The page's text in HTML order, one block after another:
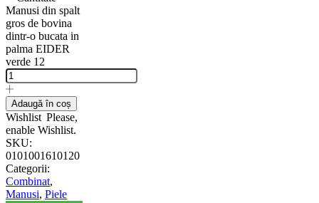
Manusi din spalt
gros de bovina
dintr-o bucata in
palma EIDER
verde 12
Adaugă în coș
Wishlist Please,
enable Wishlist.
SKU:
0101001610120
Categorii:
Combinat,
Manusi, Piele